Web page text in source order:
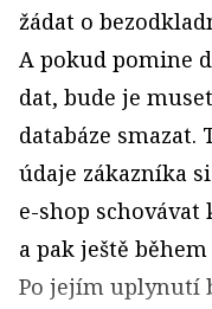
žádat o
A pokud pomine
dat, bude je
databáze
údaje zákazníka
e-shop
a pak ještě
Po jejím uplynutí